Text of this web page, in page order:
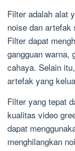
Filter adalah alat
noise dan artefak
Filter dapat
gangguan warna,
cahaya. Selain
artefak yang
Filter yang tepat
kualitas video
dapat
menghilangkan